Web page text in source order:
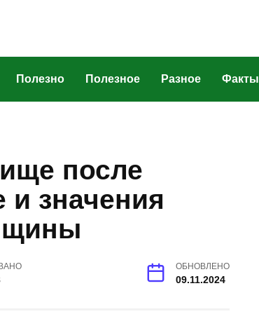
Полезно Полезное Разное Факты
после
и значения
ОБНОВЛЕНО
09.11.2024